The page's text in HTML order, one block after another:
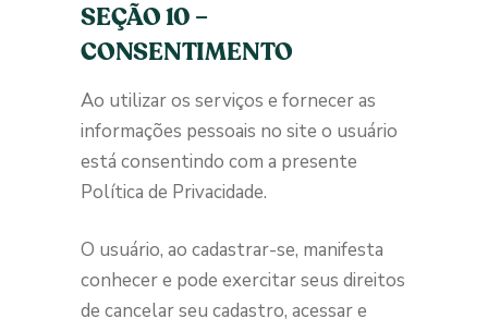
SEÇÃO 10 –
CONSENTIMENTO
Ao utilizar os serviços e fornecer as
informações pessoais no site o usuário
está consentindo com a presente
Política de Privacidade.
O usuário, ao cadastrar-se, manifesta
conhecer e pode exercitar seus direitos
de cancelar seu cadastro, acessar e